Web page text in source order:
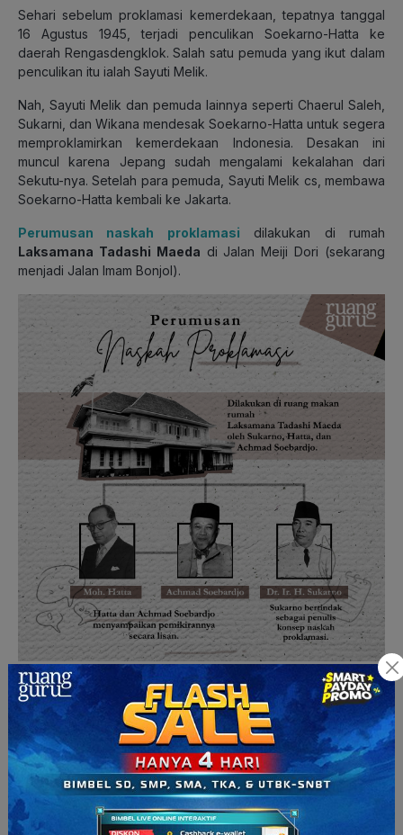
Sehari sebelum proklamasi kemerdekaan, tepatnya tanggal
16 Agustus 1945, terjadi penculikan Soekarno-Hatta ke
daerah Rengasdengklok. Salah satu pemuda yang ikut dalam
penculikan itu ialah Sayuti Melik.
Nah, Sayuti Melik dan pemuda lainnya seperti Chaerul Saleh,
Sukarni, dan Wikana mendesak Soekarno-Hatta untuk segera
memproklamirkan kemerdekaan Indonesia. Desakan ini
muncul karena Jepang sudah mengalami kekalahan dari
Sekutu-nya. Setelah para pemuda, Sayuti Melik cs, membawa
Soekarno-Hatta kembali ke Jakarta.
Perumusan naskah proklamasi dilakukan di rumah
Laksamana Tadashi Maeda di Jalan Meiji Dori (sekarang
menjadi Jalan Imam Bonjol).
Setelah konsep naskah proklamasi selesai ditulis oleh
Soekarno, ia meminta bantuan Sayuti Melik untuk
mengetiknya. Sayangnya, di rumah Laksamana Tadashi
Maeda ngga ada mesin tik. Tapi, beberapa sumber sejarah
mengatakan sebenarnya ada mesin tik di rumah tersebut,
hanya saja berhuruf kanji Jepang.